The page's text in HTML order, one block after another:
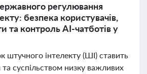
регулювання
безпека користувачів,
та контроль AI-чатботів у
штучного інтелекту (ШІ) ставить
суспільством низку важливих